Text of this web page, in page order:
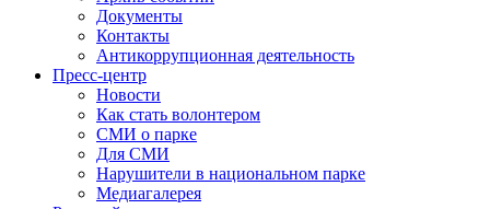
Документы
Контакты
Антикоррупционная деятельность
Пресс-центр
Новости
Как стать волонтером
СМИ о парке
Для СМИ
Нарушители в национальном парке
Медиагалерея